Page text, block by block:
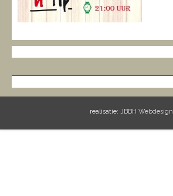
realisatie: JBBH Webdesign